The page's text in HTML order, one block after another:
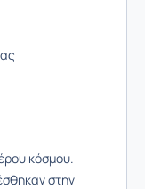
κόσμου.
στην